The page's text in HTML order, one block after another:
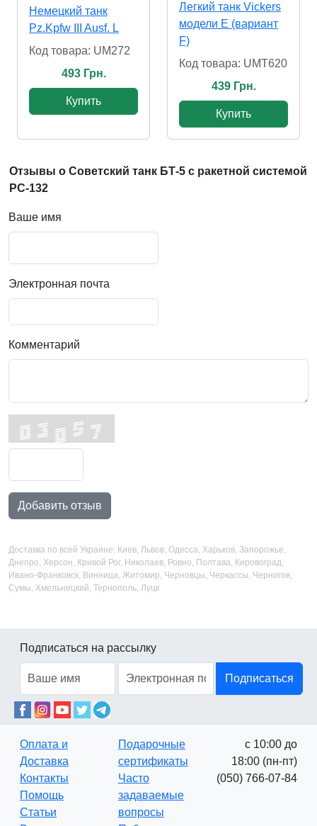
Немецкий танк
Pz.Kpfw III Ausf. L
Код товара: UM272
493 Грн.
Купить
Легкий танк Vickers
модели Е (вариант
F)
Код товара: UMT620
439 Грн.
Купить
Отзывы о Советский танк БТ-5 с ракетной системой
РС-132
Ваше имя
Электронная почта
Комментарий
Добавить отзыв
Доставка по всей Украине: Киев, Львов, Одесса, Харьков, Запорожье,
Днепро, Херсон, Кривой Рог, Николаев, Ровно, Полтава, Кировоград,
Ивано-Франковск, Винница, Житомир, Черновцы, Черкассы, Чернигов,
Сумы, Хмельницкий, Тернополь, Луцк
Подписаться на рассылку
Подписаться
Оплата и
Доставка
Контакты
Помощь
Статьи
Подарочные
сертификаты
Часто
задаваемые
вопросы
с 10:00 до
18:00 (пн-пт)
(050) 766-07-84